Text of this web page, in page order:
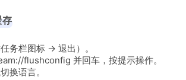
务栏图标 → 退出）。
flushconfig 并回车，按提示操作。
换语言。